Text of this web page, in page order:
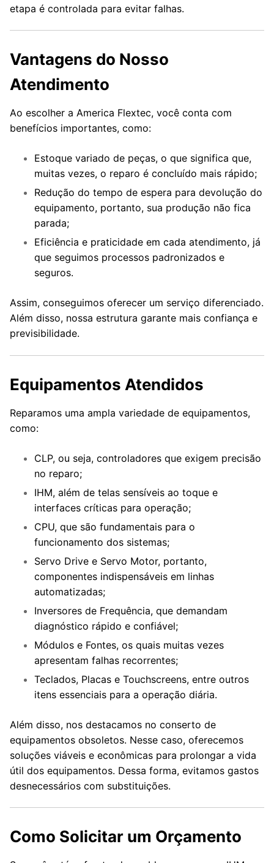
etapa é controlada para evitar falhas.
Vantagens do Nosso
Atendimento
Ao escolher a America Flextec, você conta com
benefícios importantes, como:
Estoque variado de peças, o que significa que,
muitas vezes, o reparo é concluído mais rápido;
Redução do tempo de espera para devolução do
equipamento, portanto, sua produção não fica
parada;
Eficiência e praticidade em cada atendimento, já
que seguimos processos padronizados e
seguros.
Assim, conseguimos oferecer um serviço diferenciado.
Além disso, nossa estrutura garante mais confiança e
previsibilidade.
Equipamentos Atendidos
Reparamos uma ampla variedade de equipamentos,
como:
CLP, ou seja, controladores que exigem precisão
no reparo;
IHM, além de telas sensíveis ao toque e
interfaces críticas para operação;
CPU, que são fundamentais para o
funcionamento dos sistemas;
Servo Drive e Servo Motor, portanto,
componentes indispensáveis em linhas
automatizadas;
Inversores de Frequência, que demandam
diagnóstico rápido e confiável;
Módulos e Fontes, os quais muitas vezes
apresentam falhas recorrentes;
Teclados, Placas e Touchscreens, entre outros
itens essenciais para a operação diária.
Além disso, nos destacamos no conserto de
equipamentos obsoletos. Nesse caso, oferecemos
soluções viáveis e econômicas para prolongar a vida
útil dos equipamentos. Dessa forma, evitamos gastos
desnecessários com substituições.
Como Solicitar um Orçamento